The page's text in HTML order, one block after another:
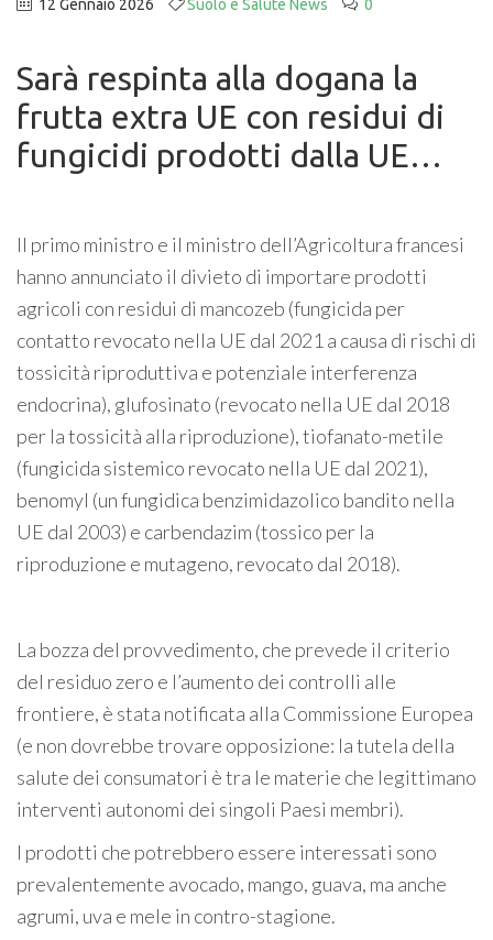
12 Gennaio 2026 Suolo e Salute News 0
Sarà respinta alla dogana la
frutta extra UE con residui di
fungicidi prodotti dalla UE…
Il primo ministro e il ministro dell’Agricoltura francesi
hanno annunciato il divieto di importare prodotti
agricoli con residui di mancozeb (fungicida per
contatto revocato nella UE dal 2021 a causa di rischi di
tossicità riproduttiva e potenziale interferenza
endocrina), glufosinato (revocato nella UE dal 2018
per la tossicità alla riproduzione), tiofanato-metile
(fungicida sistemico revocato nella UE dal 2021),
benomyl (un fungidica benzimidazolico bandito nella
UE dal 2003) e carbendazim (tossico per la
riproduzione e mutageno, revocato dal 2018).
La bozza del provvedimento, che prevede il criterio
del residuo zero e l’aumento dei controlli alle
frontiere, è stata notificata alla Commissione Europea
(e non dovrebbe trovare opposizione: la tutela della
salute dei consumatori è tra le materie che legittimano
interventi autonomi dei singoli Paesi membri).
I prodotti che potrebbero essere interessati sono
prevalentemente avocado, mango, guava, ma anche
agrumi, uva e mele in contro-stagione.